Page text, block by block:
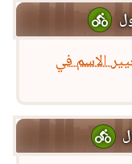

الاسم في
